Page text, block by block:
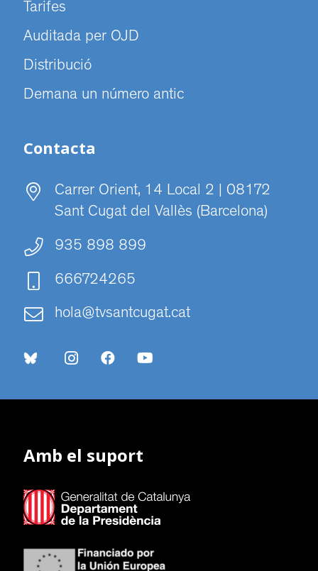
Tarifes
Auditada per OJD
Distribució
Demana un número antic
Contacta
Carrer Orient, 14 Local 2 | 08172
Sant Cugat del Vallès (Barcelona)
935 898 899
666724265
hola@tvsantcugat.cat
Amb el suport